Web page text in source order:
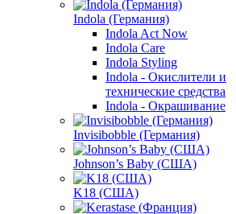
Indola (Германия)
Indola Act Now
Indola Care
Indola Styling
Indola - Окислители и
технические средства
Indola - Окрашивание
Invisibobble (Германия)
Johnson’s Baby (США)
K18 (США)